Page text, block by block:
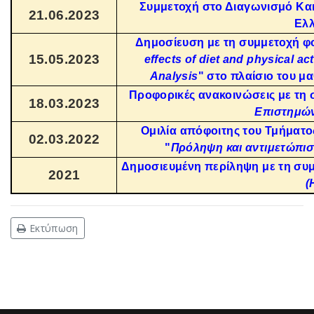
21.06.2023
Συμμετοχή στο Διαγωνισμό
15.05.2023
Δημοσίευση με τη συμμετοχή
effects of diet and physical
Analysis" στο πλαίσιο του
18.03.2023
Προφορικές ανακοινώσεις με
02.03.2022
Ομιλία απόφοιτης του
"Πρόληψη και
2021
Δημοσιευμένη περίληψη με τη
Εκτύπωση